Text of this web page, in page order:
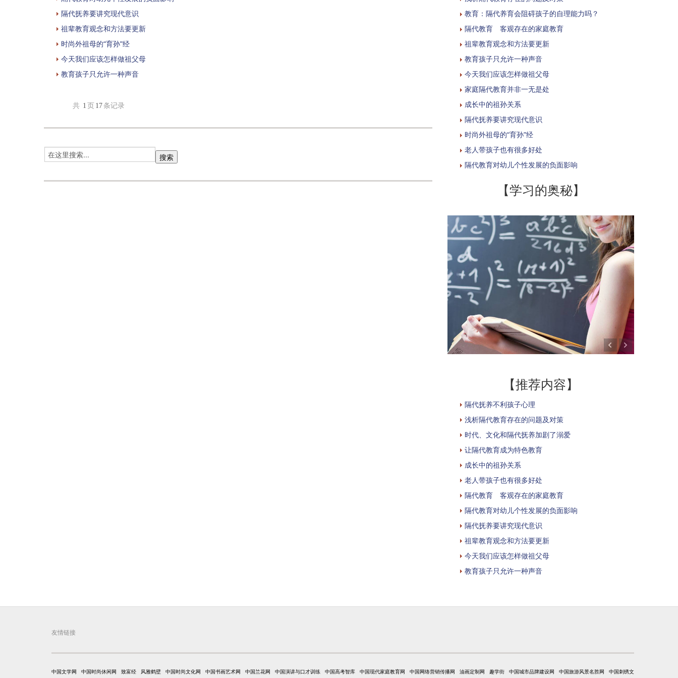
隔代抚养要讲究现代意识
祖辈教育观念和方法要更新
时尚外祖母的“育孙”经
今天我们应该怎样做祖父母
教育孩子只允许一种声音
共 1 页 17 条记录
教育：隔代养育会阻碍孩子的自理能力吗？
隔代教育 客观存在的家庭教育
祖辈教育观念和方法要更新
教育孩子只允许一种声音
今天我们应该怎样做祖父母
家庭隔代教育并非一无是处
成长中的祖孙关系
隔代抚养要讲究现代意识
时尚外祖母的“育孙”经
老人带孩子也有很多好处
隔代教育对幼儿个性发展的负面影响
【学习的奥秘】
【推荐内容】
隔代抚养不利孩子心理
浅析隔代教育存在的问题及对策
时代、文化和隔代抚养加剧了溺爱
让隔代教育成为特色教育
成长中的祖孙关系
老人带孩子也有很多好处
隔代教育 客观存在的家庭教育
隔代教育对幼儿个性发展的负面影响
隔代抚养要讲究现代意识
祖辈教育观念和方法要更新
今天我们应该怎样做祖父母
教育孩子只允许一种声音
友情链接
中国文学网 中国时尚休闲网 致富经 风雅鹤壁 中国时尚文化网 中国书画艺术网 中国兰花网 中国演讲与口才训练 中国高考智库 中国现代家庭教育网 中国网络营销传播网 油画定制网 趣学街 中国城市品牌建设网 中国旅游风景名胜网
中国刺绣文